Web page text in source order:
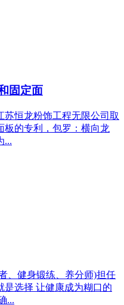
固定面
恒龙粉饰工程无限公司取
板的专利，包罗：横向龙
...
、健身锻练、养分师)担任
是选择 让健康成为糊口的
...